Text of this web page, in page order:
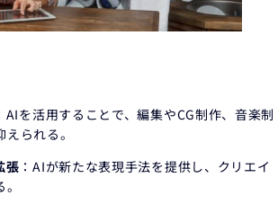
AIを活用することで、編集やCG制作、音楽制
られる。
張 ：AIが新たな表現手法を提供し、クリエイ